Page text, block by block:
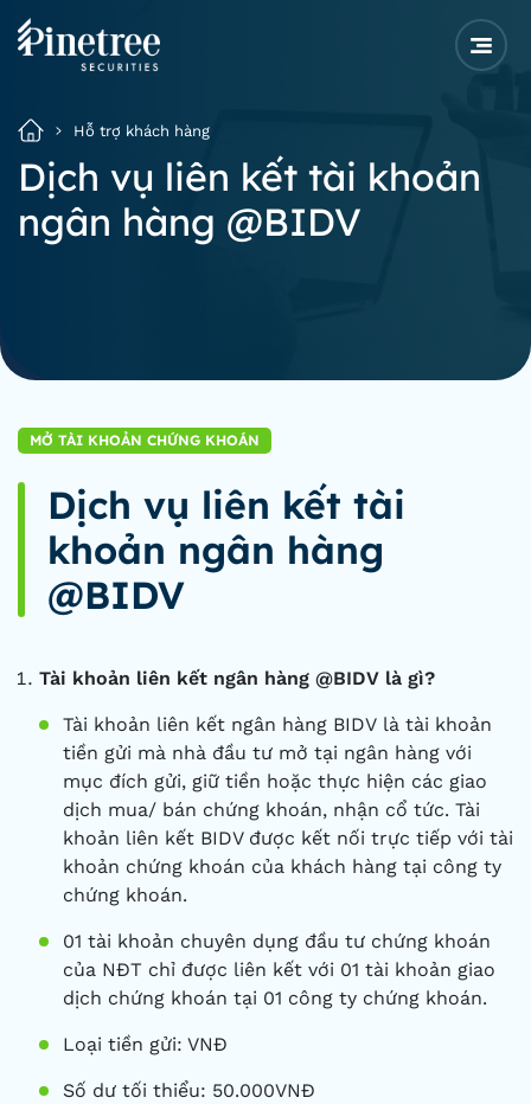
Hỗ trợ khách hàng
Dịch vụ liên kết tài khoản
ngân hàng @BIDV
MỞ TÀI KHOẢN CHỨNG KHOÁN
Dịch vụ liên kết tài
khoản ngân hàng
@BIDV
Tài khoản liên kết ngân hàng @BIDV là gì?
Tài khoản liên kết ngân hàng BIDV là tài khoản
tiền gửi mà nhà đầu tư mở tại ngân hàng với
mục đích gửi, giữ tiền hoặc thực hiện các giao
dịch mua/ bán chứng khoán, nhận cổ tức. Tài
khoản liên kết BIDV được kết nối trực tiếp với tài
khoản chứng khoán của khách hàng tại công ty
chứng khoán.
01 tài khoản chuyên dụng đầu tư chứng khoán
của NĐT chỉ được liên kết với 01 tài khoản giao
dịch chứng khoán tại 01 công ty chứng khoán.
Loại tiền gửi: VNĐ
Số dư tối thiểu: 50.000VNĐ